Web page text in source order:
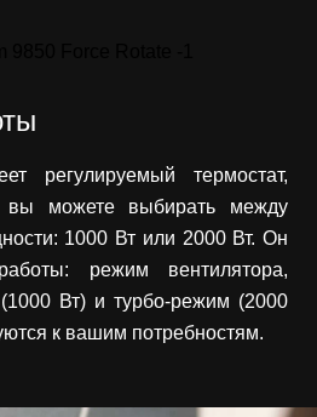
регулируемый термостат,
вы можете выбирать между
1000 Вт или 2000 Вт. Он
режим вентилятора,
Вт) и турбо-режим (2000
к вашим потребностям.